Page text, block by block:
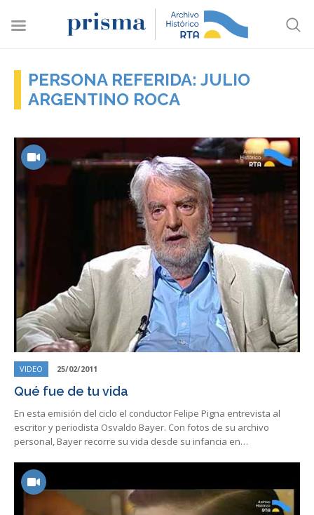
PERSONA REFERIDA: JULIO
ARGENTINO ROCA
VIDEO 25/02/2011
Qué fue de tu vida
En esta emisión del ciclo el conductor Felipe Pigna entrevista al
escritor y periodista Osvaldo Bayer. Con fotos de su archivo
personal, Bayer recorre su vida desde su infancia en…